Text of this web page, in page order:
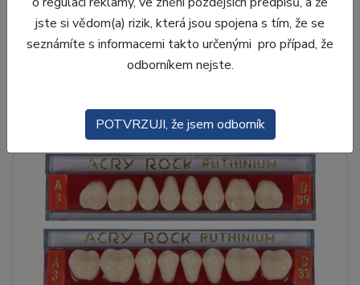
jste si vědom(a) rizik, která jsou spojena s tím, že se
seznámíte s informacemi takto určenými pro případ, že
odborníkem nejste.
POTVRZUJI, že jsem odborník